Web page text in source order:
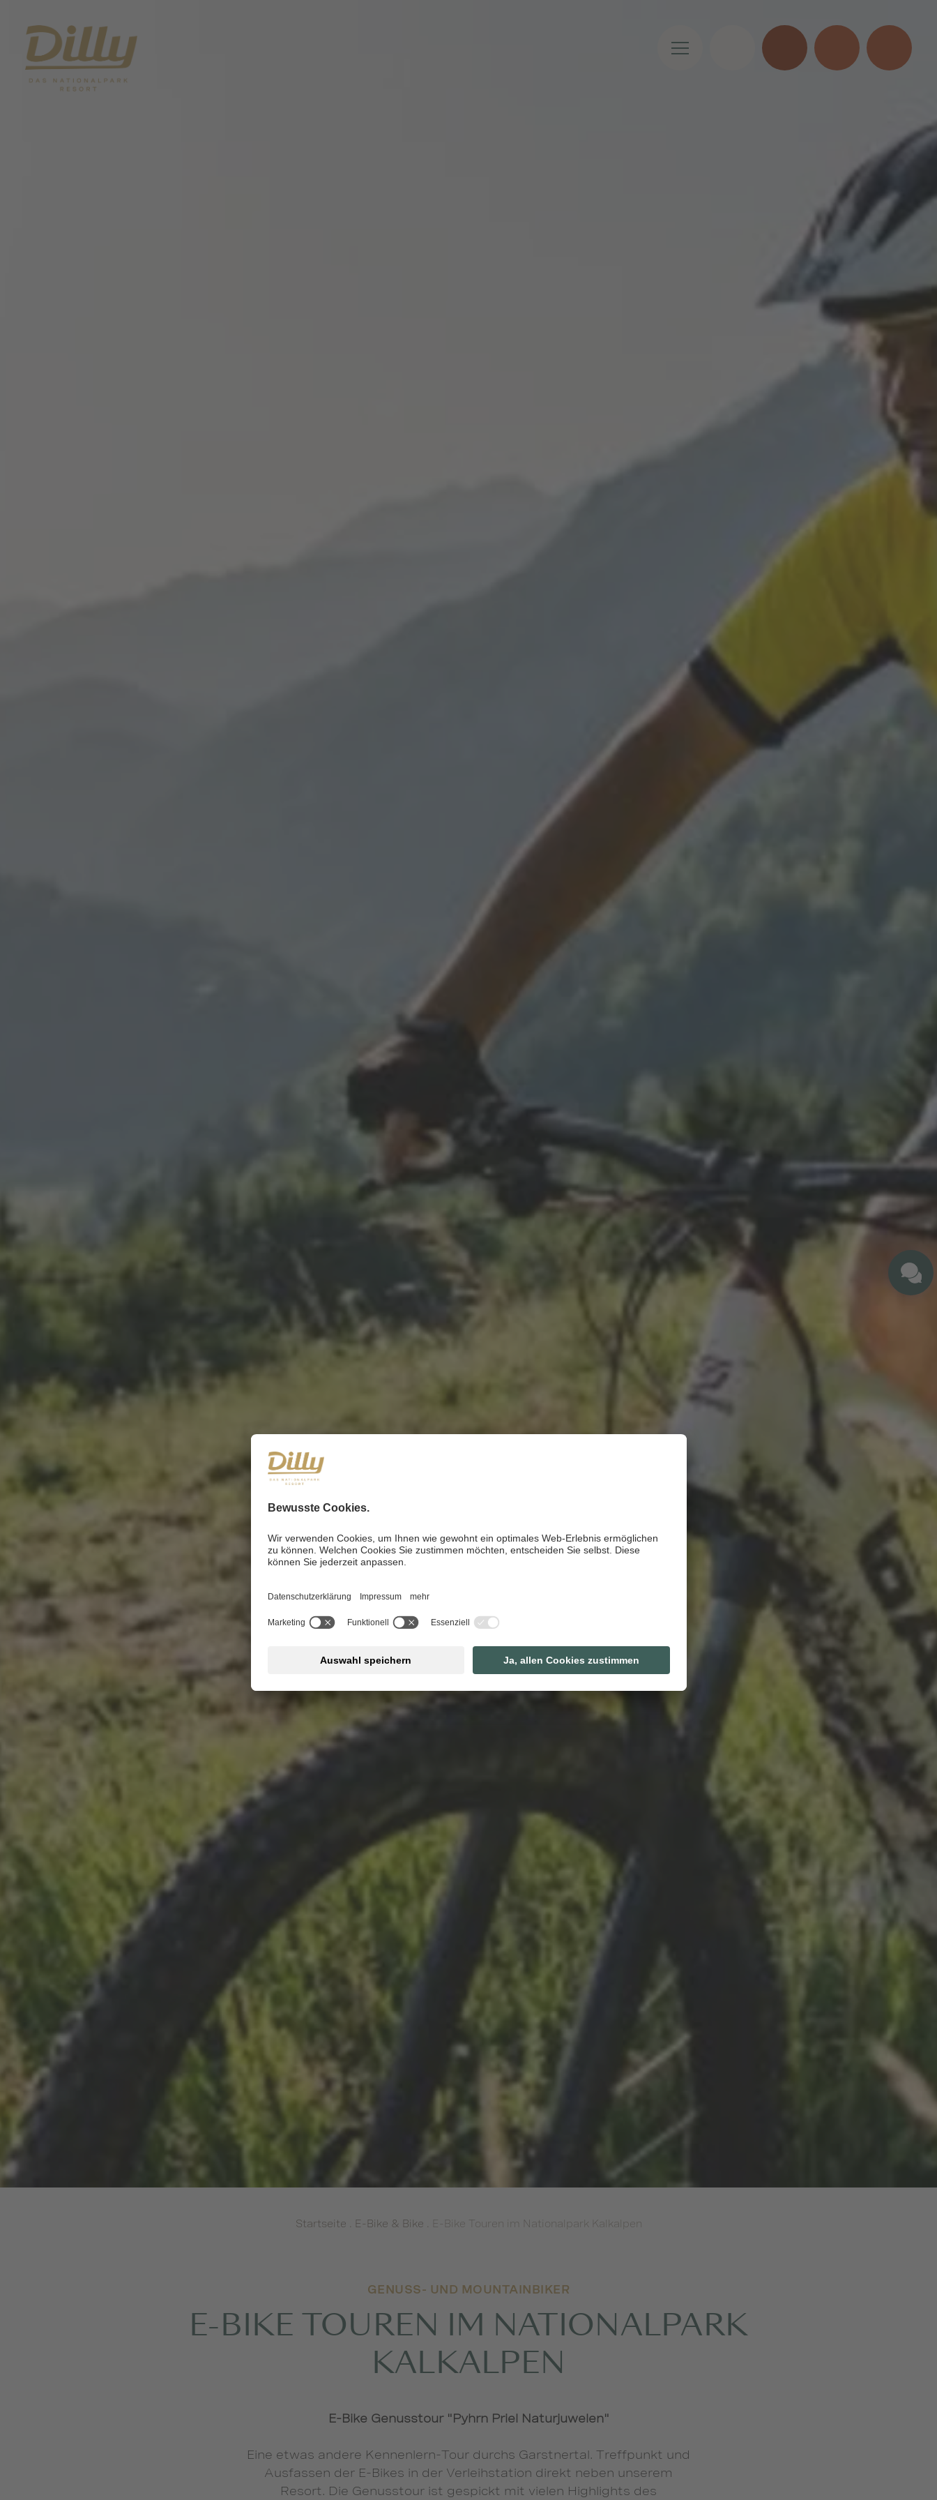
Startseite . E-Bike & Bike . E-Bike Touren im Nationalpark Kalkalpen
GENUSS- UND MOUNTAINBIKER
E-BIKE TOUREN IM NATIONALPARK
KALKALPEN
E-Bike Genusstour "Pyhrn Priel Naturjuwelen"
Eine etwas andere Kennenlern-Tour durchs Garstnertal. Treffpunkt und
Ausfassen der E-Bikes in der Verleihstation direkt neben unserem
Resort. Die Genusstour ist gespickt mit vielen Highlights des